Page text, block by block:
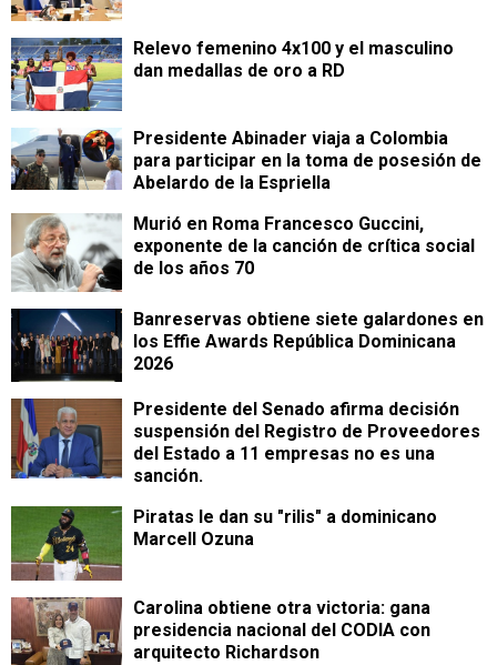
Relevo femenino 4x100 y el masculino
dan medallas de oro a RD
Presidente Abinader viaja a Colombia
para participar en la toma de posesión de
Abelardo de la Espriella
Murió en Roma Francesco Guccini,
exponente de la canción de crítica social
de los años 70
Banreservas obtiene siete galardones en
los Effie Awards República Dominicana
2026
Presidente del Senado afirma decisión
suspensión del Registro de Proveedores
del Estado a 11 empresas no es una
sanción.
Piratas le dan su "rilis" a dominicano
Marcell Ozuna
Carolina obtiene otra victoria: gana
presidencia nacional del CODIA con
arquitecto Richardson